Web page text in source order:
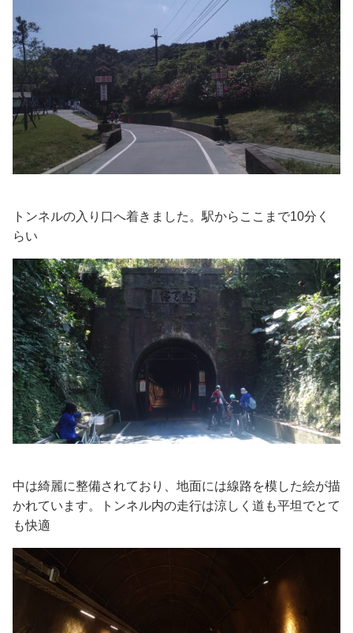
トンネルの入り口へ着きました。駅からここまで10分く
らい
中は綺麗に整備されており、地面には線路を模した絵が描
かれています。トンネル内の走行は涼しく道も平坦でとて
も快適